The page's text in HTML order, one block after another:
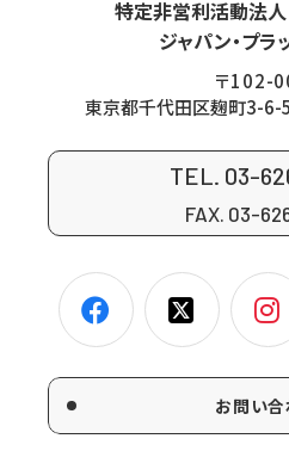
特定非営利活動法人
ジャパン・プラ
〒102-
東京都千代田区麹町3-6-
TEL. 03-
FAX. 03-
お問い